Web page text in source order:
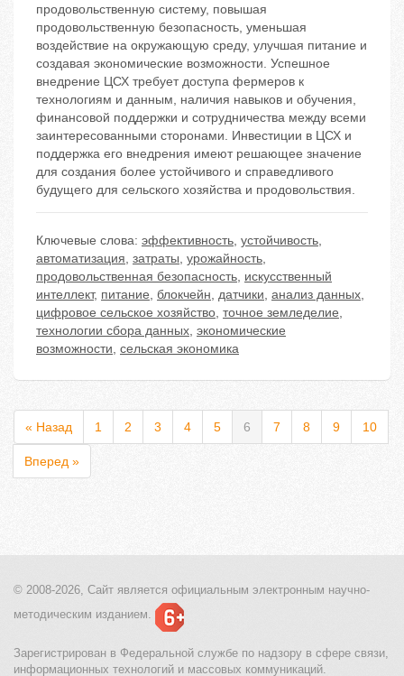
продовольственную систему, повышая
продовольственную безопасность, уменьшая
воздействие на окружающую среду, улучшая питание и
создавая экономические возможности. Успешное
внедрение ЦСХ требует доступа фермеров к
технологиям и данным, наличия навыков и обучения,
финансовой поддержки и сотрудничества между всеми
заинтересованными сторонами. Инвестиции в ЦСХ и
поддержка его внедрения имеют решающее значение
для создания более устойчивого и справедливого
будущего для сельского хозяйства и продовольствия.
Ключевые слова: эффективность, устойчивость,
автоматизация, затраты, урожайность,
продовольственная безопасность, искусственный
интеллект, питание, блокчейн, датчики, анализ данных,
цифровое сельское хозяйство, точное земледелие,
технологии сбора данных, экономические
возможности, сельская экономика
« Назад 1 2 3 4 5 6 7 8 9 10
Вперед »
© 2008-2026, Сайт является официальным электронным научно-
методическим изданием.
Зарегистрирован в Федеральной службе по надзору в сфере связи,
информационных технологий и массовых коммуникаций.